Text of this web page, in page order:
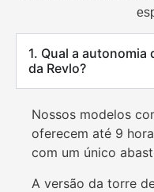
1. Qual a
da Revlo?
Nossos modelos
oferecem até 9
com um único
A versão da torre